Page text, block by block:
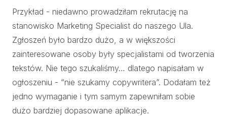
Przykład - niedawno prowadziłam rekrutację na
stanowisko Marketing Specialist do naszego Ula.
Zgłoszeń było bardzo dużo, a w większości
zainteresowane osoby były specjalistami od tworzenia
tekstów. Nie tego szukaliśmy… dlatego napisałam w
ogłoszeniu - “nie szukamy copywritera”. Dodałam też
jedno wymaganie i tym samym zapewniłam sobie
dużo bardziej dopasowane aplikacje.